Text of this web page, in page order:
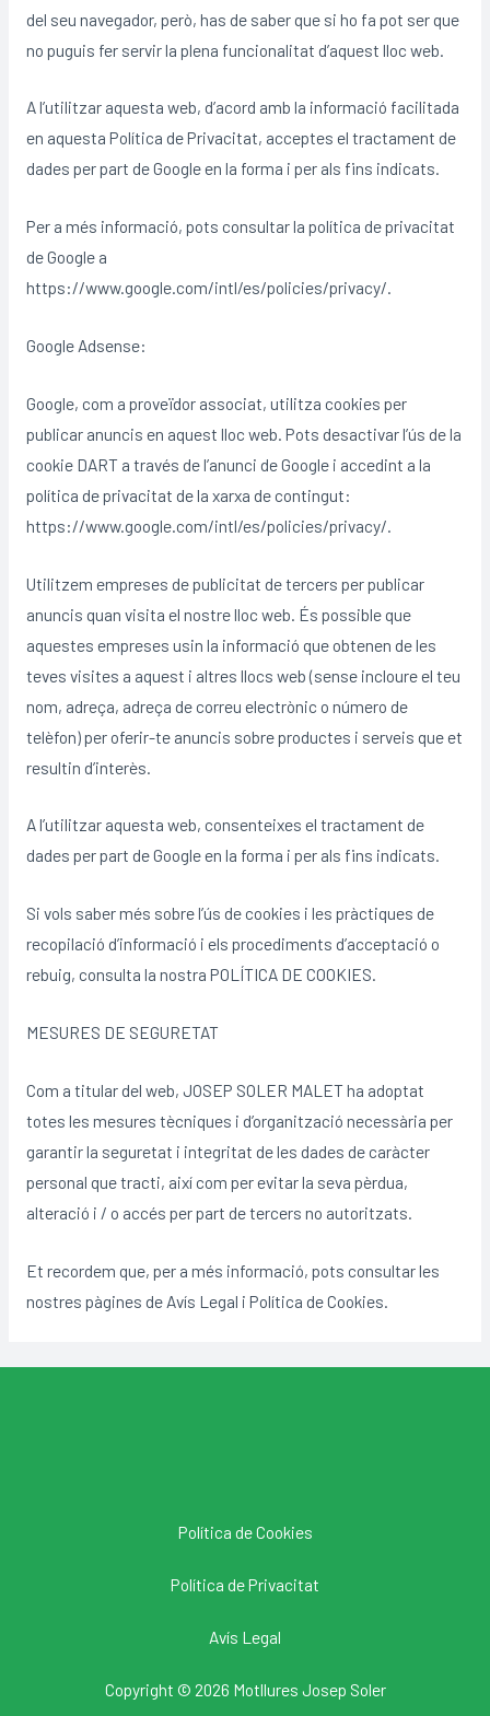
del seu navegador, però, has de saber que si ho fa pot ser que
no puguis fer servir la plena funcionalitat d’aquest lloc web.
A l’utilitzar aquesta web, d’acord amb la informació facilitada
en aquesta Política de Privacitat, acceptes el tractament de
dades per part de Google en la forma i per als fins indicats.
Per a més informació, pots consultar la política de privacitat
de Google a
https://www.google.com/intl/es/policies/privacy/.
Google Adsense:
Google, com a proveïdor associat, utilitza cookies per
publicar anuncis en aquest lloc web. Pots desactivar l’ús de la
cookie DART a través de l’anunci de Google i accedint a la
política de privacitat de la xarxa de contingut:
https://www.google.com/intl/es/policies/privacy/.
Utilitzem empreses de publicitat de tercers per publicar
anuncis quan visita el nostre lloc web. És possible que
aquestes empreses usin la informació que obtenen de les
teves visites a aquest i altres llocs web (sense incloure el teu
nom, adreça, adreça de correu electrònic o número de
telèfon) per oferir-te anuncis sobre productes i serveis que et
resultin d’interès.
A l’utilitzar aquesta web, consenteixes el tractament de
dades per part de Google en la forma i per als fins indicats.
Si vols saber més sobre l’ús de cookies i les pràctiques de
recopilació d’informació i els procediments d’acceptació o
rebuig, consulta la nostra POLÍTICA DE COOKIES.
MESURES DE SEGURETAT
Com a titular del web, JOSEP SOLER MALET ha adoptat
totes les mesures tècniques i d’organització necessària per
garantir la seguretat i integritat de les dades de caràcter
personal que tracti, així com per evitar la seva pèrdua,
alteració i / o accés per part de tercers no autoritzats.
Et recordem que, per a més informació, pots consultar les
nostres pàgines de Avís Legal i Política de Cookies.
Política de Cookies
Política de Privacitat
Avís Legal
Copyright © 2026 Motllures Josep Soler